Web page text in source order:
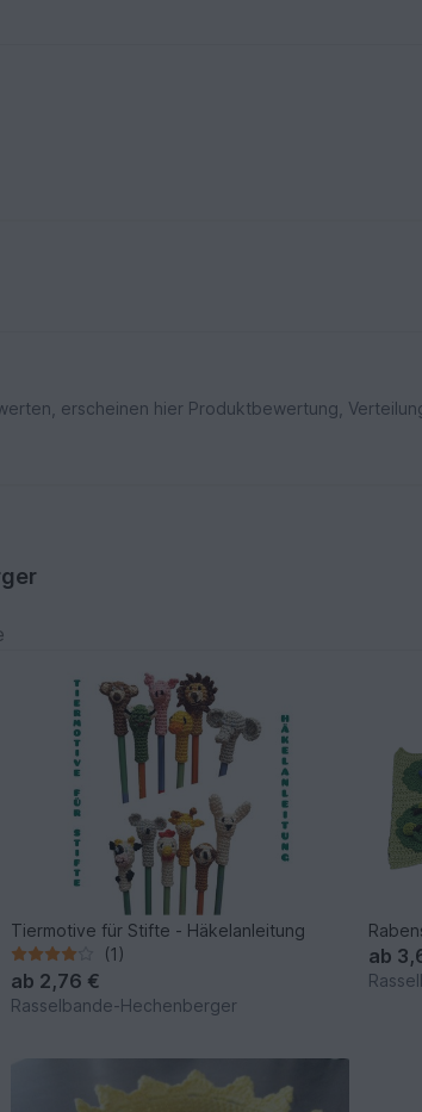
erscheinen hier Produktbewertung,
Tiermotive für Stifte - Häkelanleitung
(1)
ab 2,76 €
Rasselbande-Hechenberger
ab